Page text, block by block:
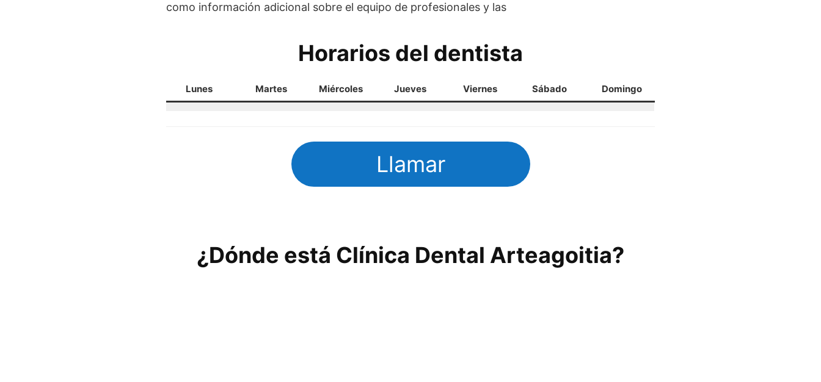
como información adicional sobre el equipo de profesionales y las
Horarios del dentista
Lunes Martes Miércoles Jueves Viernes Sábado Domingo
Llamar
¿Dónde está Clínica Dental Arteagoitia?